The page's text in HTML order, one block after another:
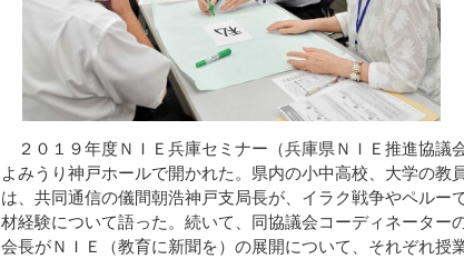
２０１９年度ＮＩＥ兵庫セミナー（兵庫県ＮＩＥ推進協議
よみうり神戸ホールで開かれた。県内の小中高校、大学の
は、共同通信の儀間朝浩神戸支局長が、イラク戦争やペルー
材経験について語った。続いて、同協議会コーディネーター
会長がＮＩＥ（教育に新聞を）の展開について、それぞれ授